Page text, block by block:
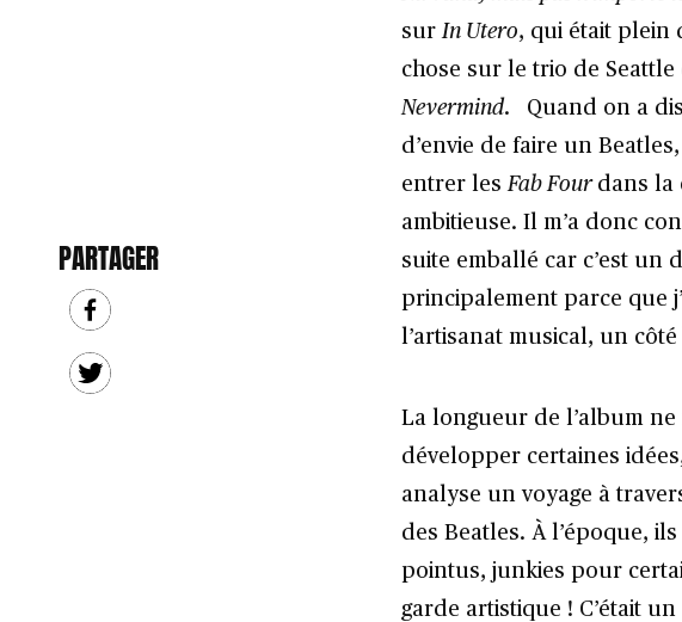
PARTAGER
sur In Utero, qui était plein
chose sur le trio de
Nevermind. Quand on a
d’envie de faire un
entrer les Fab Four dans la
ambitieuse. Il m’a donc
suite emballé car c’est un
principalement parce que
l’artisanat musical, un
La longueur de l’album
développer certaines
analyse un voyage à
des Beatles. À l’époque,
pointus, junkies pour
garde artistique ! C’était